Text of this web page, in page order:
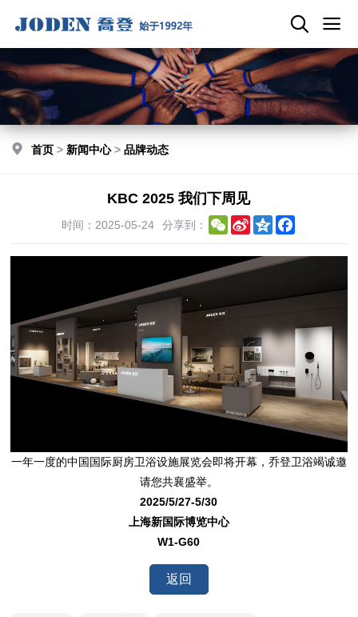
首页 > 新闻中心>品牌动态
KBC 2025 我们下周见
时间：2025-05-24 分享到： WeChat
Sina
Weibo
Qzone
一年一度的中国国际厨房卫浴设施展览会即将开幕，乔登卫浴竭诚邀
请您共襄盛举。
2025/5/27-5/30
上海新国际博览中心
W1-G60
返回